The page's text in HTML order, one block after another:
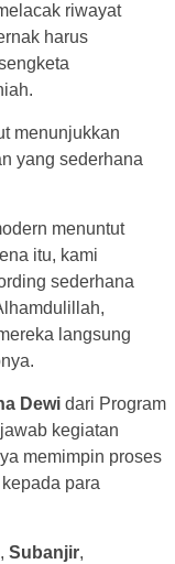
riwayat
harus
menunjukkan
yang sederhana
menuntut
itu, kami
sederhana
langsung
Dewi dari Program
kegiatan
memimpin proses
para
Subanjir,